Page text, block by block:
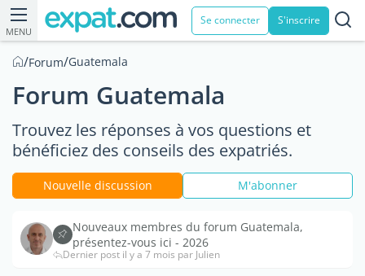
MENU
Se connecter S'inscrire
/Forum/Guatemala
Forum Guatemala
Trouvez les réponses à vos questions et
bénéficiez des conseils des expatriés.
Nouvelle discussion M'abonner
Nouveaux membres du forum Guatemala,
présentez-vous ici - 2026
Dernier post il y a 7 mois par Julien